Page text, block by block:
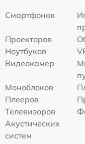
Смартфонов
Проекторов
Ноутбуков
Видеокамер
Моноблоков
Плееров
Телевизоров
Акустических
систем